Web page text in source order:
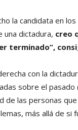
la candidata en
una dictadura, creo
terminado”,
con la
sobre el
las personas que
más allá de si